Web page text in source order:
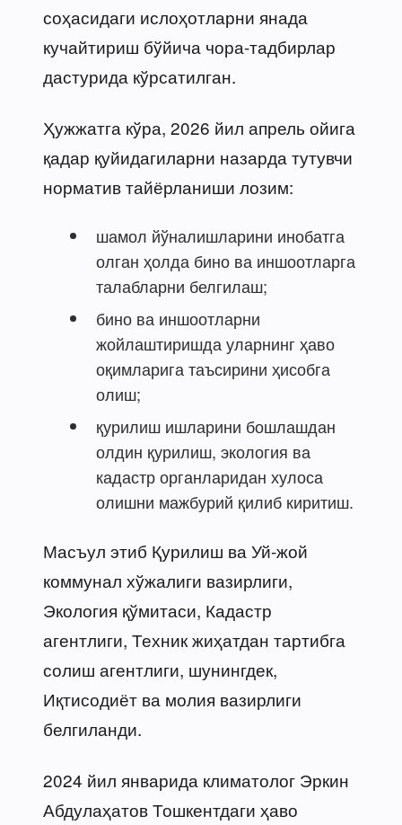
соҳасидаги ислоҳотларни янада
кучайтириш бўйича чора-тадбирлар
дастурида кўрсатилган.
Ҳужжатга кўра, 2026 йил апрель ойига
қадар қуйидагиларни назарда тутувчи
норматив тайёрланиши лозим:
шамол йўналишларини инобатга
олган ҳолда бино ва иншоотларга
талабларни белгилаш;
бино ва иншоотларни
жойлаштиришда уларнинг ҳаво
оқимларига таъсирини ҳисобга
олиш;
қурилиш ишларини бошлашдан
олдин қурилиш, экология ва
кадастр органларидан хулоса
олишни мажбурий қилиб киритиш.
Масъул этиб Қурилиш ва Уй-жой
коммунал хўжалиги вазирлиги,
Экология қўмитаси, Кадастр
агентлиги, Техник жиҳатдан тартибга
солиш агентлиги, шунингдек,
Иқтисодиёт ва молия вазирлиги
белгиланди.
2024 йил январида климатолог Эркин
Абдулаҳатов Тошкентдаги ҳаво